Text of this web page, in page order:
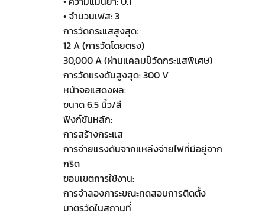
• จำนวนเฟส: 3
การวัดกระแสสูงสุด:
12 A (การวัดโดยตรง)
30,000 A (ผ่านแคลมป์วัดกระแสพิเศษ)
การวัดแรงดันสูงสุด: 300 V
หน้าจอแสดงผล:
ขนาด 6.5 นิ้ว/สี
ฟังก์ชันหลัก:
การสร้างกระแส
การจ่ายแรงดันจากแหล่งจ่ายไฟที่มีอยู่จาก
กริด
ขอบเขตการใช้งาน:
การจำลองภาระขณะทดสอบการติดตั้ง
มาตรวัดในสถานที่